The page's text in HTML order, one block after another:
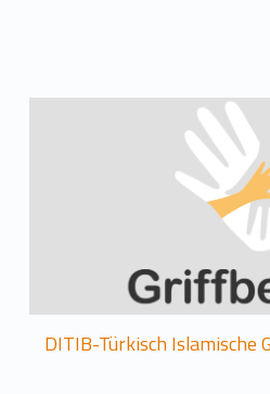
DITIB-Türkisch Islamische